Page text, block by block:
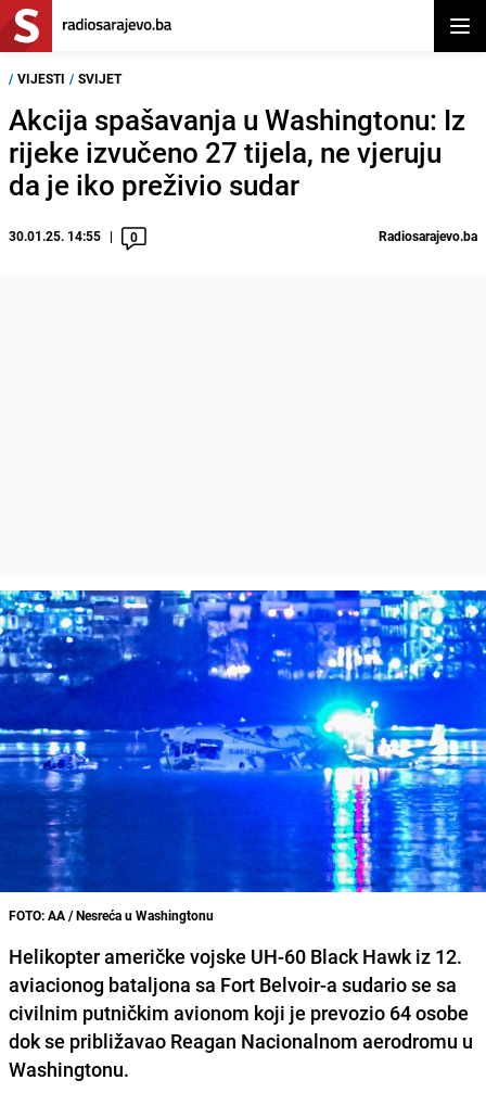
/ VIJESTI / SVIJET
Akcija spašavanja u Washingtonu: Iz
rijeke izvučeno 27 tijela, ne vjeruju
da je iko preživio sudar
30.01.25. 14:55 0 Radiosarajevo.ba
FOTO: AA / Nesreća u Washingtonu
Helikopter američke vojske UH-60 Black Hawk iz 12.
aviacionog bataljona sa Fort Belvoir-a sudario se sa
civilnim putničkim avionom koji je prevozio 64 osobe
dok se približavao Reagan Nacionalnom aerodromu u
Washingtonu.